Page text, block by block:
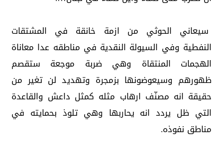
سيعاني الحوثي من ازمة خانقة في المشتقات
النفطية وفي السيولة النقدية في مناطقه عدا معاناة
الهجمات المنتقاة وهي ضربة موجعة ستقصم
ظهورهم وسيعوضونها بزمجرة وتهديد لن تغير من
حقيقة انه مصنّف ارهاب مثله كمثل داعش والقاعدة
التي ظل يردد انه يحاربها وهي تلوذ بحمايته في
مناطق نفوذه.